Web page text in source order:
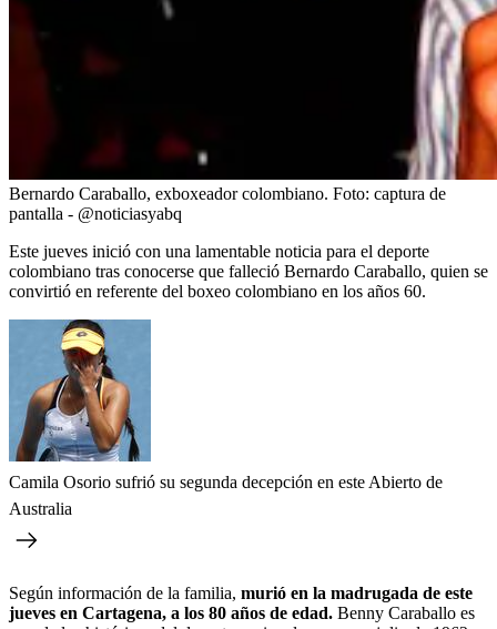
Bernardo Caraballo, exboxeador colombiano. Foto: captura de
pantalla - @noticiasyabq
Este jueves inició con una lamentable noticia para el deporte
colombiano tras conocerse que falleció Bernardo Caraballo, quien se
convirtió en referente del boxeo colombiano en los años 60.
Camila Osorio sufrió su segunda decepción en este Abierto de
Australia
Según información de la familia, murió en la madrugada de este
jueves en Cartagena, a los 80 años de edad. Benny Caraballo es